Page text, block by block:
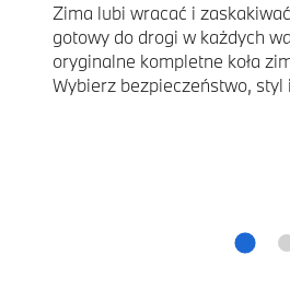
Zima lubi wracać i
gotowy do drogi w każdych
oryginalne kompletne koła
Wybierz bezpieczeństwo, styl